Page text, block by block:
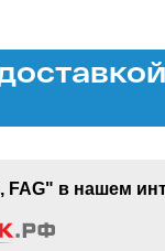
в нашем